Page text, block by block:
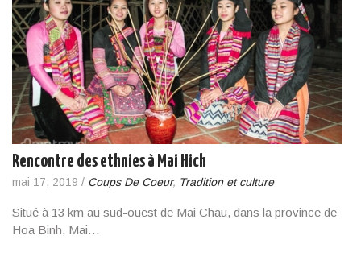
Rencontre des ethnies à Mai Hich
mai 17, 2019 / Coups De Coeur, Tradition et culture
Situé à 13 km au sud-ouest de Mai Chau, dans la province de
Hoa Binh, Mai…